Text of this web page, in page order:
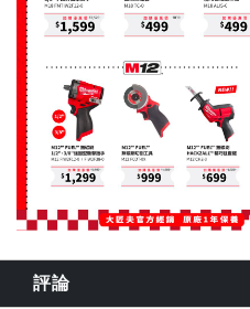
評論